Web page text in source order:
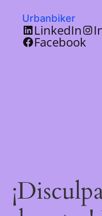
Urbanbiker
LinkedIn
Facebook